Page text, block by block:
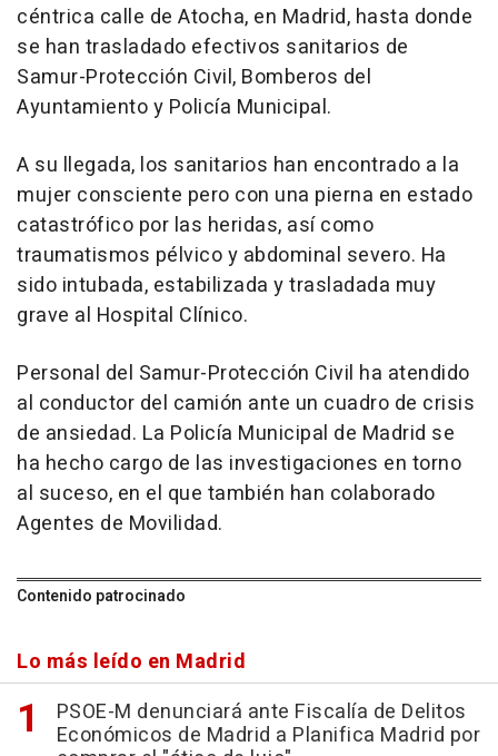
céntrica calle de Atocha, en Madrid, hasta donde
se han trasladado efectivos sanitarios de
Samur-Protección Civil, Bomberos del
Ayuntamiento y Policía Municipal.
A su llegada, los sanitarios han encontrado a la
mujer consciente pero con una pierna en estado
catastrófico por las heridas, así como
traumatismos pélvico y abdominal severo. Ha
sido intubada, estabilizada y trasladada muy
grave al Hospital Clínico.
Personal del Samur-Protección Civil ha atendido
al conductor del camión ante un cuadro de crisis
de ansiedad. La Policía Municipal de Madrid se
ha hecho cargo de las investigaciones en torno
al suceso, en el que también han colaborado
Agentes de Movilidad.
Contenido patrocinado
Lo más leído en Madrid
PSOE-M denunciará ante Fiscalía de Delitos
Económicos de Madrid a Planifica Madrid por